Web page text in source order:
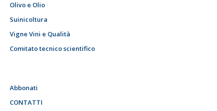
Olivo e Olio
Suinicoltura
Vigne Vini e Qualità
Comitato tecnico scientifico
Abbonati
CONTATTI